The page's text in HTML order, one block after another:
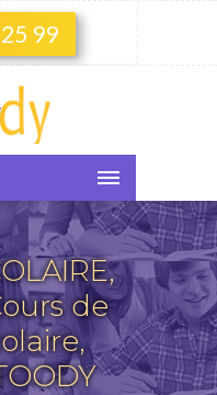
99
de